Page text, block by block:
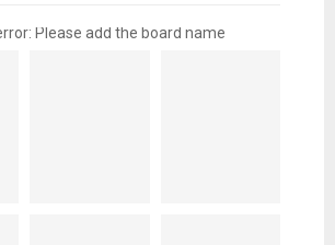
Please add the board name